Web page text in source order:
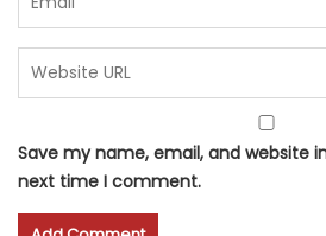
Save my name, email, and website
next time I comment.